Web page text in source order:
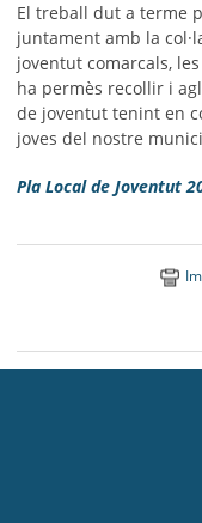
El treball dut a terme
juntament amb la
joventut comarcals,
ha permès recollir i
de joventut tenint en
joves del nostre
Pla Local de Joventut